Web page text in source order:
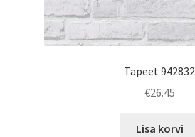
Tapeet 942832
€26.45
Lisa korvi